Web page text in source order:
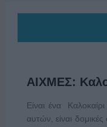
ΑΙΧΜΕΣ:
Είναι ένα
αυτών, είναι